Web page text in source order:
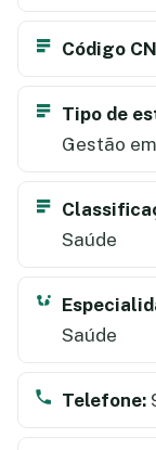
Código
Tipo de
Gestão
Saúde
Saúde
Telefone: